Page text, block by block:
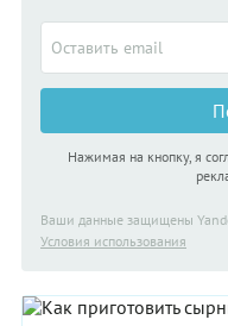
Нажимая на кнопку, я
Ваши данные защищены
Условия использования